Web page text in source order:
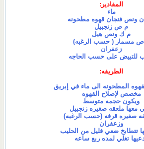
المقادير:
ماء
ونص فنجان قهوه مطحونه
م ص زنجبيل
م ك ونص هيل
مسمار ( حسب الرغبه)
زعفران
للتبيض على حسب الحاجه
الطريقه:
المطحونه الى ماء في إبريق
مخصص لإصلاح القهوه
ويكون حجمه متوسط
معها ملعقه صغيره زنجبيل
صغيره قرفه (حسب الرغبه)
وزعفران
تتطابخ ضعي قليل من الحليب
تغلي لمده ربع ساعه